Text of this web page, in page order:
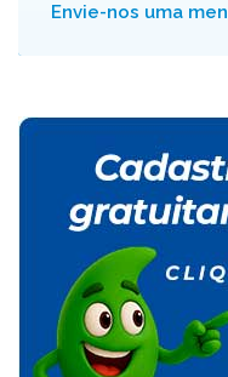
Envie-nos uma